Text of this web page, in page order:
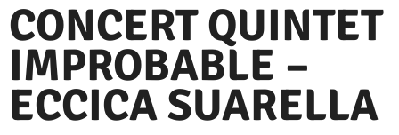
CONCERT QUINTET
IMPROBABLE –
ECCICA SUARELLA